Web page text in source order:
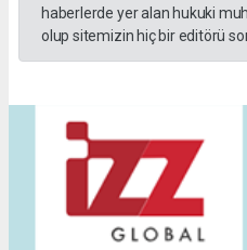
haberlerde yer alan hukuki
olup sitemizin hiç bir editörü